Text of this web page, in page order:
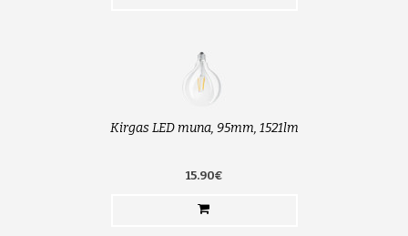
Kirgas LED muna, 95mm, 1521lm
15.90€